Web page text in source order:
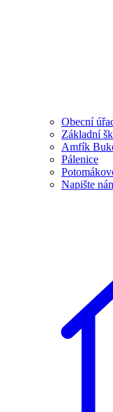
Obecní
Základní
Amfík
Pálenice
Napište